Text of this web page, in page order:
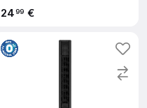
2499 €